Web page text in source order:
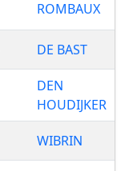
ROMBAUX
DE BAST
DEN
HOUDIJKER
WIBRIN